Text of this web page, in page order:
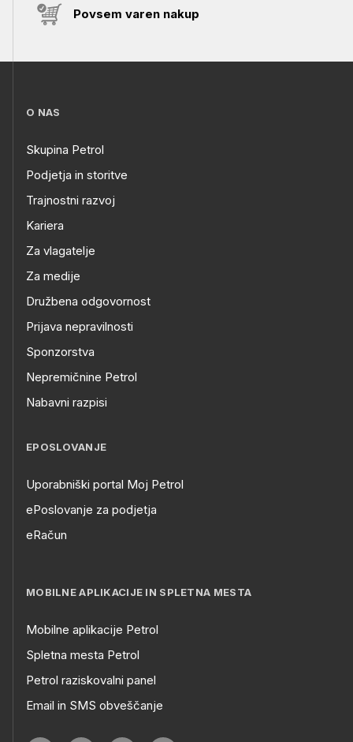
Povsem varen nakup
O NAS
Skupina Petrol
Podjetja in storitve
Trajnostni razvoj
Kariera
Za vlagatelje
Za medije
Družbena odgovornost
Prijava nepravilnosti
Sponzorstva
Nepremičnine Petrol
Nabavni razpisi
EPOSLOVANJE
Uporabniški portal Moj Petrol
ePoslovanje za podjetja
eRačun
MOBILNE APLIKACIJE IN SPLETNA MESTA
Mobilne aplikacije Petrol
Spletna mesta Petrol
Petrol raziskovalni panel
Email in SMS obveščanje